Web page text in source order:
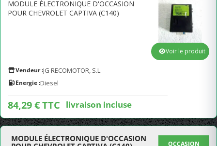
MODULE ÉLECTRONIQUE D'OCCASION
POUR CHEVROLET CAPTIVA (C140)
Vendeur :JG RECOMOTOR, S.L.
Energie :Diesel
84,29 € TTC livraison incluse
Voir le produit
MODULE ÉLECTRONIQUE D'OCCASION
OCCASION